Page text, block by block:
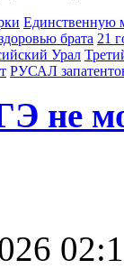
Единственную
брата 21
Урал
РУСАЛ
не